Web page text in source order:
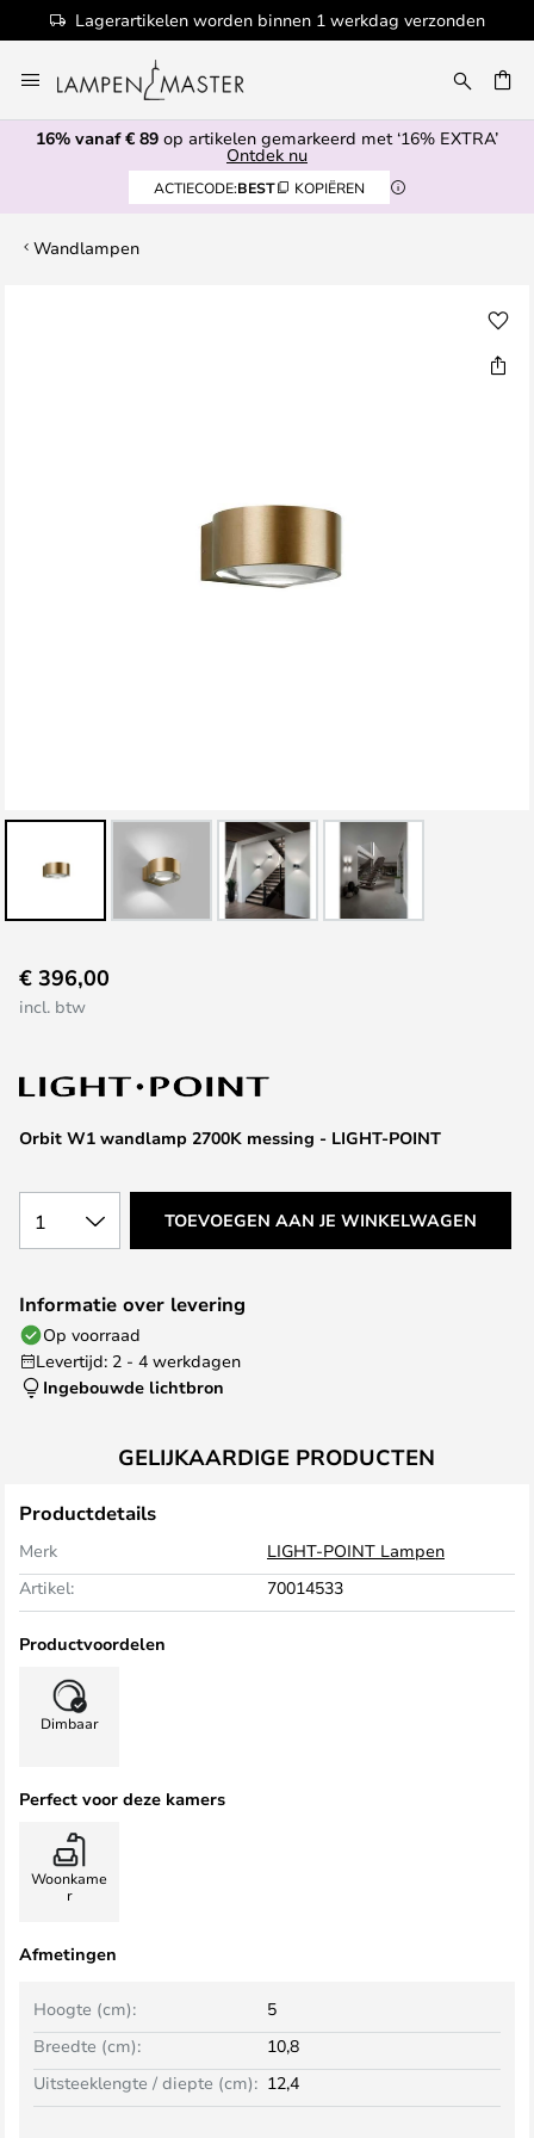
Lagerartikelen worden binnen 1 werkdag verzonden
naar
de
inhoud
16% vanaf € 89 op artikelen gemarkeerd met ‘16% EXTRA’
Ontdek nu
ACTIECODE:BEST KOPIËREN
Wandlampen
naar
het
van
afbeeldingen-
Orbit W1 wandlamp 2700K messing - LIGHT-POINT
€ 396,00
incl. btw
1 TOEVOEGEN AAN JE WINKELWAGEN
Informatie over levering
Op voorraad
Levertijd: 2 - 4 werkdagen
Ingebouwde lichtbron
GELIJKAARDIGE PRODUCTEN
Productdetails
Merk
LIGHT-POINT Lampen
Artikel:
70014533
Productvoordelen
Dimbaar
Perfect voor deze kamers
Woonkame
r
Afmetingen
Breedte (cm): 10,8
Hoogte (cm): 5
Uitsteeklengte / diepte (cm): 12,4